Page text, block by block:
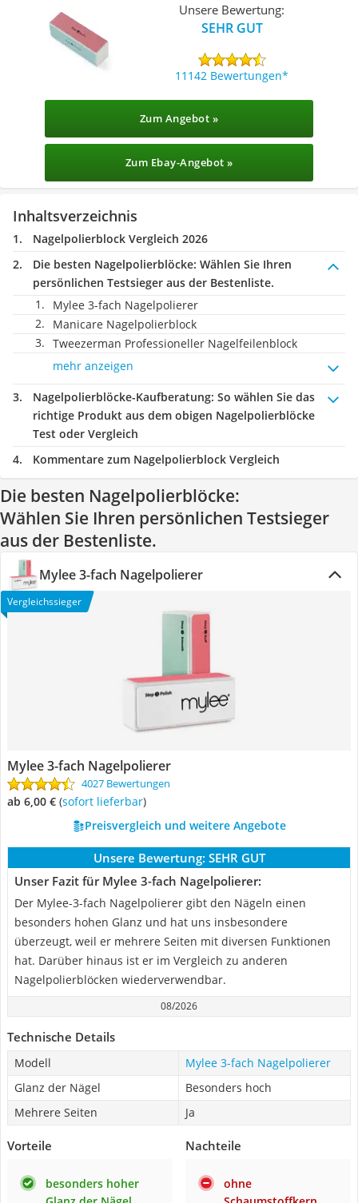
Unsere Bewertung:
SEHR GUT
11142 Bewertungen
Zum Angebot »
Zum Ebay-Angebot »
Inhaltsverzeichnis
Nagelpolierblock Vergleich 2026
Die besten Nagelpolierblöcke: Wählen Sie Ihren
persönlichen Testsieger aus der Bestenliste.
Mylee 3-fach Nagelpolierer
Manicare Nagelpolierblock
Tweezerman Professioneller Nagelfeilenblock
mehr anzeigen
Nagelpolierblöcke-Kaufberatung: So wählen Sie das
richtige Produkt aus dem obigen Nagelpolierblöcke
Test oder Vergleich
Kommentare zum Nagelpolierblock Vergleich
Die besten Nagelpolierblöcke:
Wählen Sie Ihren persönlichen Testsieger
aus der Bestenliste.
Mylee 3-fach Nagelpolierer
Vergleichssieger
Mylee 3-fach Nagelpolierer
4027 Bewertungen
ab 6,00 € ( Sofort lieferbar)
Preisvergleich und weitere Angebote
Unsere Bewertung: SEHR GUT
Unser Fazit für Mylee 3-fach Nagelpolierer:
Der Mylee-3-fach Nagelpolierer gibt den Nägeln einen
besonders hohen Glanz und hat uns insbesondere
überzeugt, weil er mehrere Seiten mit diversen Funktionen
hat. Darüber hinaus ist er im Vergleich zu anderen
Nagelpolierblöcken wiederverwendbar.
08/2026
Technische Details
Modell
Mylee 3-fach Nagelpolierer
Glanz der Nägel
Besonders hoch
Mehrere Seiten
Ja
Vorteile
besonders hoher
Nachteile
ohne